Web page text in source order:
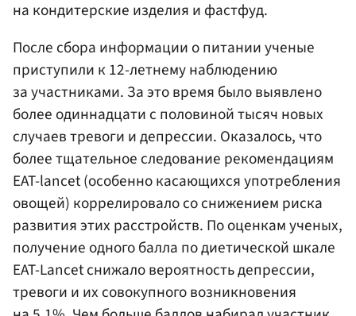
на кондитерские изделия и фастфуд.
После сбора информации о питании ученые
приступили к 12-летнему наблюдению
за участниками. За это время было выявлено
более одиннадцати с половиной тысяч новых
случаев тревоги и депрессии. Оказалось, что
более тщательное следование рекомендациям
EAT-lancet (особенно касающихся употребления
овощей) коррелировало со снижением риска
развития этих расстройств. По оценкам ученых,
получение одного балла по диетической шкале
EAT-Lancet снижало вероятность депрессии,
тревоги и их совокупного возникновения